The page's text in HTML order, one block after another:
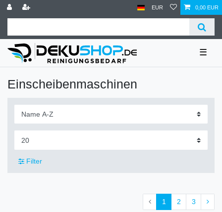
EUR 0,00 EUR
☰
Einscheibenmaschinen
Filter
1 2 3